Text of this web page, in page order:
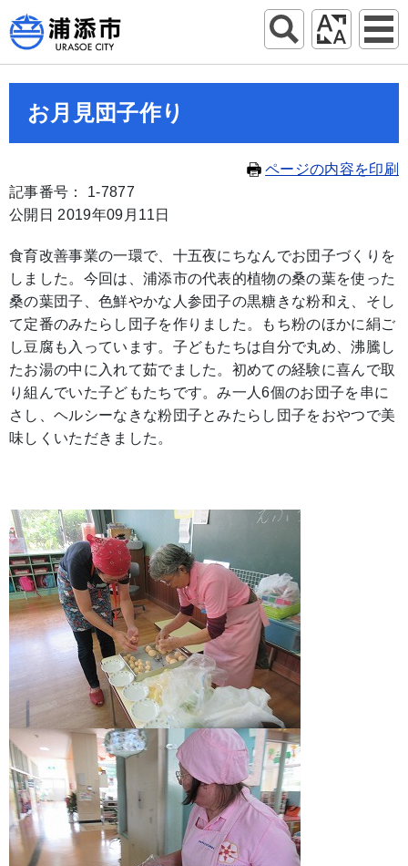
お月見団子作り
ページの内容を印刷
記事番号： 1-7877
公開日 2019年09月11日
食育改善事業の一環で、十五夜にちなんでお団子づくりを
しました。今回は、浦添市の代表的植物の桑の葉を使った
桑の葉団子、色鮮やかな人参団子の黒糖きな粉和え、そし
て定番のみたらし団子を作りました。もち粉のほかに絹ご
し豆腐も入っています。子どもたちは自分で丸め、沸騰し
たお湯の中に入れて茹でました。初めての経験に喜んで取
り組んでいた子どもたちです。み一人6個のお団子を串に
さし、ヘルシーなきな粉団子とみたらし団子をおやつで美
味しくいただきました。